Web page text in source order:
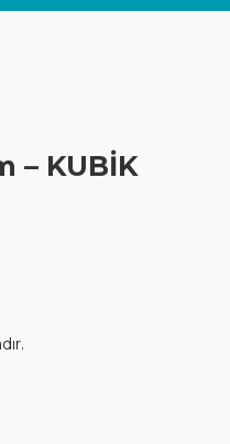
– KUBİK